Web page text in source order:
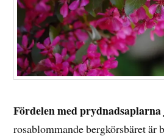
Fördelen med
rosablommande bergkörsbäret är